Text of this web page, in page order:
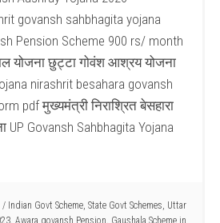
govansh sahbhagita yojana
Pension Scheme 900 rs/ month
योजना छुट्टा गोवंश आश्रय योजना
nirashrit besahara govansh
pdf मुख्यमंत्री निराश्रित बेसहारा
UP Govansh Sahbhagita Yojana
/ Indian Govt Scheme, State Govt Schemes, Uttar
, Awara govansh Pension, Gaushala Scheme in